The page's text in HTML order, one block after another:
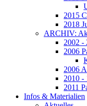
2015
2018
ARCHIV:
2002 -
2006
2006
2010 -
2011
Infos & Materialien